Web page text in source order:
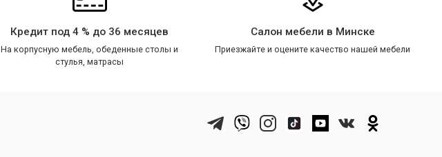
Кредит под 4 % до 36 месяцев
На корпусную мебель, обеденные столы и
стулья, матрасы
Салон мебели в Минске
Приезжайте и оцените качество нашей мебели